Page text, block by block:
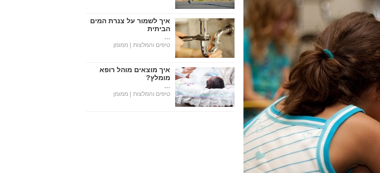
איך לשמור על צנרת המים
הביתית
טיפים והמלצות | ממומן
איך מוצאים מוהל רופא
מומלץ?
טיפים והמלצות | ממומן